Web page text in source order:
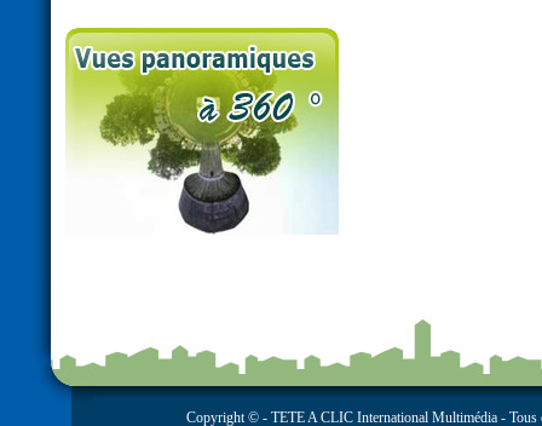
Copyright © - TETE A CLIC International Multimédia - Tous